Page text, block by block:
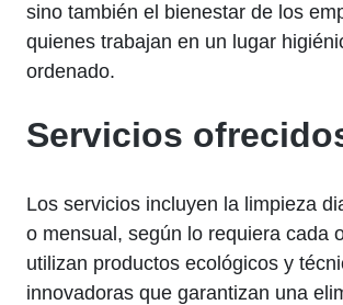
sino también el bienestar de los
quienes trabajan en un lugar
ordenado.
Servicios
Los servicios incluyen la limpieza
o mensual, según lo requiera cada
utilizan productos ecológicos y
innovadoras que garantizan una